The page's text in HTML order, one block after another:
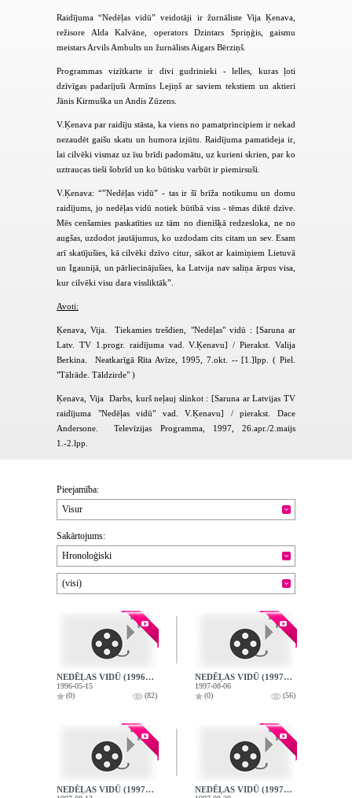
Raidījuma “Nedēļas vidū” veidotāji ir žurnāliste Vija Ķenava,
režisore Alda Kalvāne, operators Dzintars Spriņģis, gaismu
meistars Arvils Ambults un žurnālists Aigars Bērziņš.
Programmas vizītkarte ir divi gudrinieki - lelles, kuras ļoti
dzīvīgas padarījuši Armīns Lejiņš ar saviem tekstiem un aktieri
Jānis Kirmuška un Andis Zūzens.
V.Ķenava par raidīju stāsta, ka viens no pamatprincipiem ir nekad
nezaudēt gaišu skatu un humora izjūtu. Raidījuma pamatideja ir,
lai cilvēki vismaz uz īsu brīdi padomātu, uz kurieni skrien, par ko
uztraucas tieši šobrīd un ko būtisku varbūt ir piemirsuši.
V.Ķenava: “”Nedēļas vidū” - tas ir šī brīža notikumu un domu
raidījums, jo nedēļas vidū notiek būtībā viss - tēmas diktē dzīve.
Mēs cenšamies paskatīties uz tām no dienišķā redzesloka, ne no
augšas, uzdodot jautājumus, ko uzdodam cits citam un sev. Esam
arī skatījušies, kā cilvēki dzīvo citur, sākot ar kaimiņiem Lietuvā
un Igaunijā, un pārliecinājušies, ka Latvija nav saliņa ārpus visa,
kur cilvēki visu dara vissliktāk”.
Avoti:
Ķenava, Vija. Tiekamies trešdien, "Nedēļas" vidū : [Saruna ar
Latv. TV 1.progr. raidījuma vad. V.Ķenavu] / Pierakst. Valija
Berkina. Neatkarīgā Rīta Avīze, 1995, 7.okt. -- [1.]lpp. ( Piel.
"Tālrāde. Tāldzirde" )
Ķenava, Vija Darbs, kurš neļauj slinkot : [Saruna ar Latvijas TV
raidījuma "Nedēļas vidū" vad. V.Ķenavu] / pierakst. Dace
Andersone. Televīzijas Programma, 1997, 26.apr./2.maijs
1.-2.lpp.
Pieejamība:
Visur
Sakārtojums:
Hronoloģiski
(visi)
NEDĒĻAS VIDŪ (1996-05-15)
1996-05-15
(0)
(82)
NEDĒĻAS VIDŪ (1997-08-06)
1997-08-06
(0)
(56)
NEDĒĻAS VIDŪ (1997-08-13) NEDĒĻAS VIDŪ (1997-08-20)